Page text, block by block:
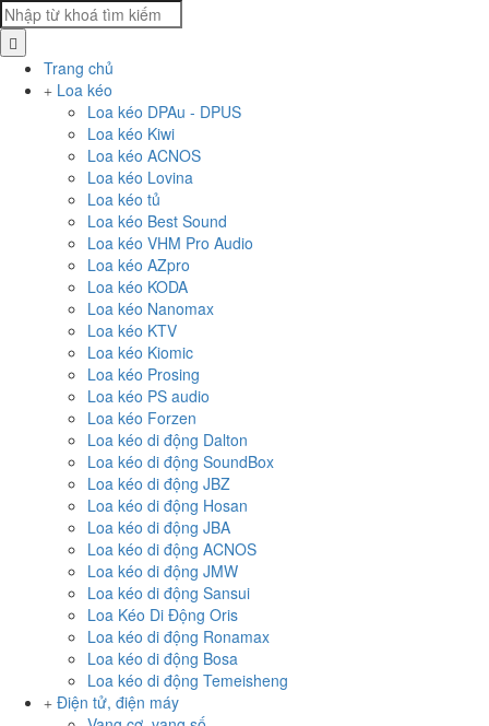
Trang chủ
Loa kéo
Loa kéo DPAu - DPUS
Loa kéo Kiwi
Loa kéo ACNOS
Loa kéo Lovina
Loa kéo tủ
Loa kéo Best Sound
Loa kéo VHM Pro Audio
Loa kéo AZpro
Loa kéo KODA
Loa kéo Nanomax
Loa kéo KTV
Loa kéo Kiomic
Loa kéo Prosing
Loa kéo PS audio
Loa kéo Forzen
Loa kéo di động Dalton
Loa kéo di động SoundBox
Loa kéo di động JBZ
Loa kéo di động Hosan
Loa kéo di động JBA
Loa kéo di động ACNOS
Loa kéo di động JMW
Loa kéo di động Sansui
Loa Kéo Di Động Oris
Loa kéo di động Ronamax
Loa kéo di động Bosa
Loa kéo di động Temeisheng
Điện tử, điện máy